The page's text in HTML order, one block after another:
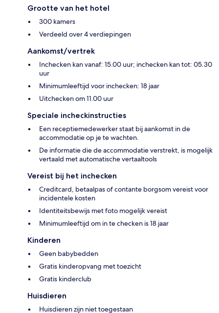
Grootte van het hotel
300 kamers
Verdeeld over 4 verdiepingen
Aankomst/vertrek
Inchecken kan vanaf: 15.00 uur; inchecken kan tot: 05.30
uur
Minimumleeftijd voor inchecken: 18 jaar
Uitchecken om 11.00 uur
Speciale incheckinstructies
Een receptiemedewerker staat bij aankomst in de
accommodatie op je te wachten.
De informatie die de accommodatie verstrekt, is mogelijk
vertaald met automatische vertaaltools
Vereist bij het inchecken
Creditcard, betaalpas of contante borgsom vereist voor
incidentele kosten
Identiteitsbewijs met foto mogelijk vereist
Minimumleeftijd om in te checken is 18 jaar
Kinderen
Geen babybedden
Gratis kinderopvang met toezicht
Gratis kinderclub
Huisdieren
Huisdieren zijn niet toegestaan